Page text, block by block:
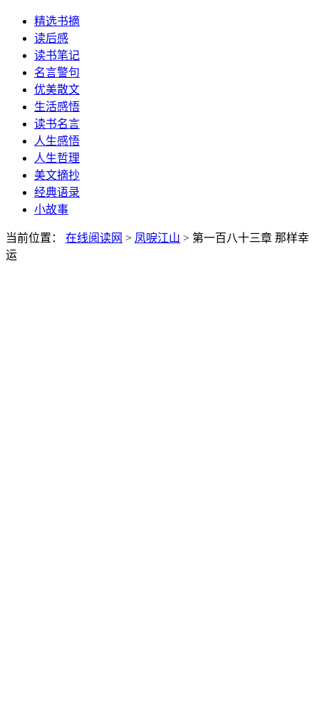
精选书摘
读后感
读书笔记
名言警句
优美散文
生活感悟
读书名言
人生感悟
人生哲理
美文摘抄
经典语录
小故事
当前位置： 在线阅读网 > 凤唳江山 > 第一百八十三章 那样幸
运